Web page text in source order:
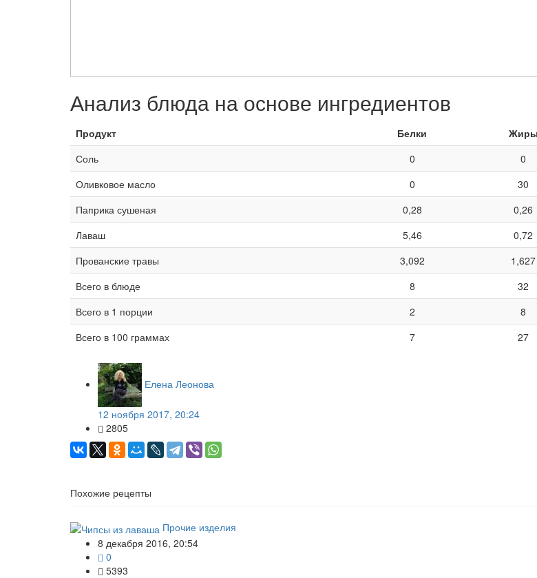
Анализ блюда на основе ингредиентов
Продукт Белки Жиры
Соль
0 0
Оливковое масло
0 30
Паприка сушеная
0,28 0,26
Лаваш
5,46 0,72
Прованские травы
3,092 1,627
Всего в блюде
8 32
Всего в 1 порции
2 8
Всего в 100 граммах
7 27
Елена Леонова
12 ноября 2017, 20:24
2805
Похожие рецепты
Прочие изделия
8 декабря 2016, 20:54
0
5393